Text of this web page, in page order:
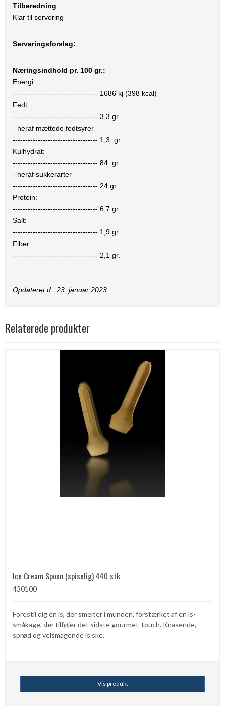
Tilberedning:
Klar til servering
Serveringsforslag:
Næringsindhold pr. 100 gr.:
Energi:
---------------------------------- 1686 kj (398 kcal)
Fedt:
---------------------------------- 3,3 gr.
- heraf mættede fedtsyrer
---------------------------------- 1,3 gr.
Kulhydrat:
---------------------------------- 84 gr.
- heraf sukkerarter
---------------------------------- 24 gr.
Protein:
---------------------------------- 6,7 gr.
Salt:
---------------------------------- 1,9 gr.
Fiber:
---------------------------------- 2,1 gr.
Opdateret d.: 23. januar 2023
Relaterede produkter
Ice Cream Spoon (spiselig) 440 stk.
430100
Forestil dig en is, der smelter i munden, forstærket af en is-
småkage, der tilføjer det sidste gourmet-touch. Knasende,
sprød og velsmagende is ske.
Vis produkt